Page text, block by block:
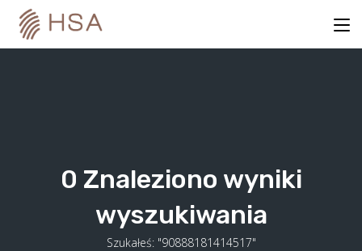
content
0 Znaleziono wyniki
wyszukiwania
Szukałeś: "90888181414517"